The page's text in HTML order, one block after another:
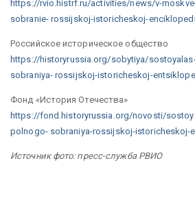
https://rvio.histrf.ru/activities/news/v-
sobranie- rossijskoj-istoricheskoj-
Российское историческое общество
https://historyrussia.org/sobytiya/
sobraniya- rossijskoj-istoricheskoj-
Фонд «История Отечества»
https://fond.historyrussia.org/novosti/
polnogo- sobraniya-rossijskoj-istoricheskoj-
Источник фото: пресс-служба РВИО